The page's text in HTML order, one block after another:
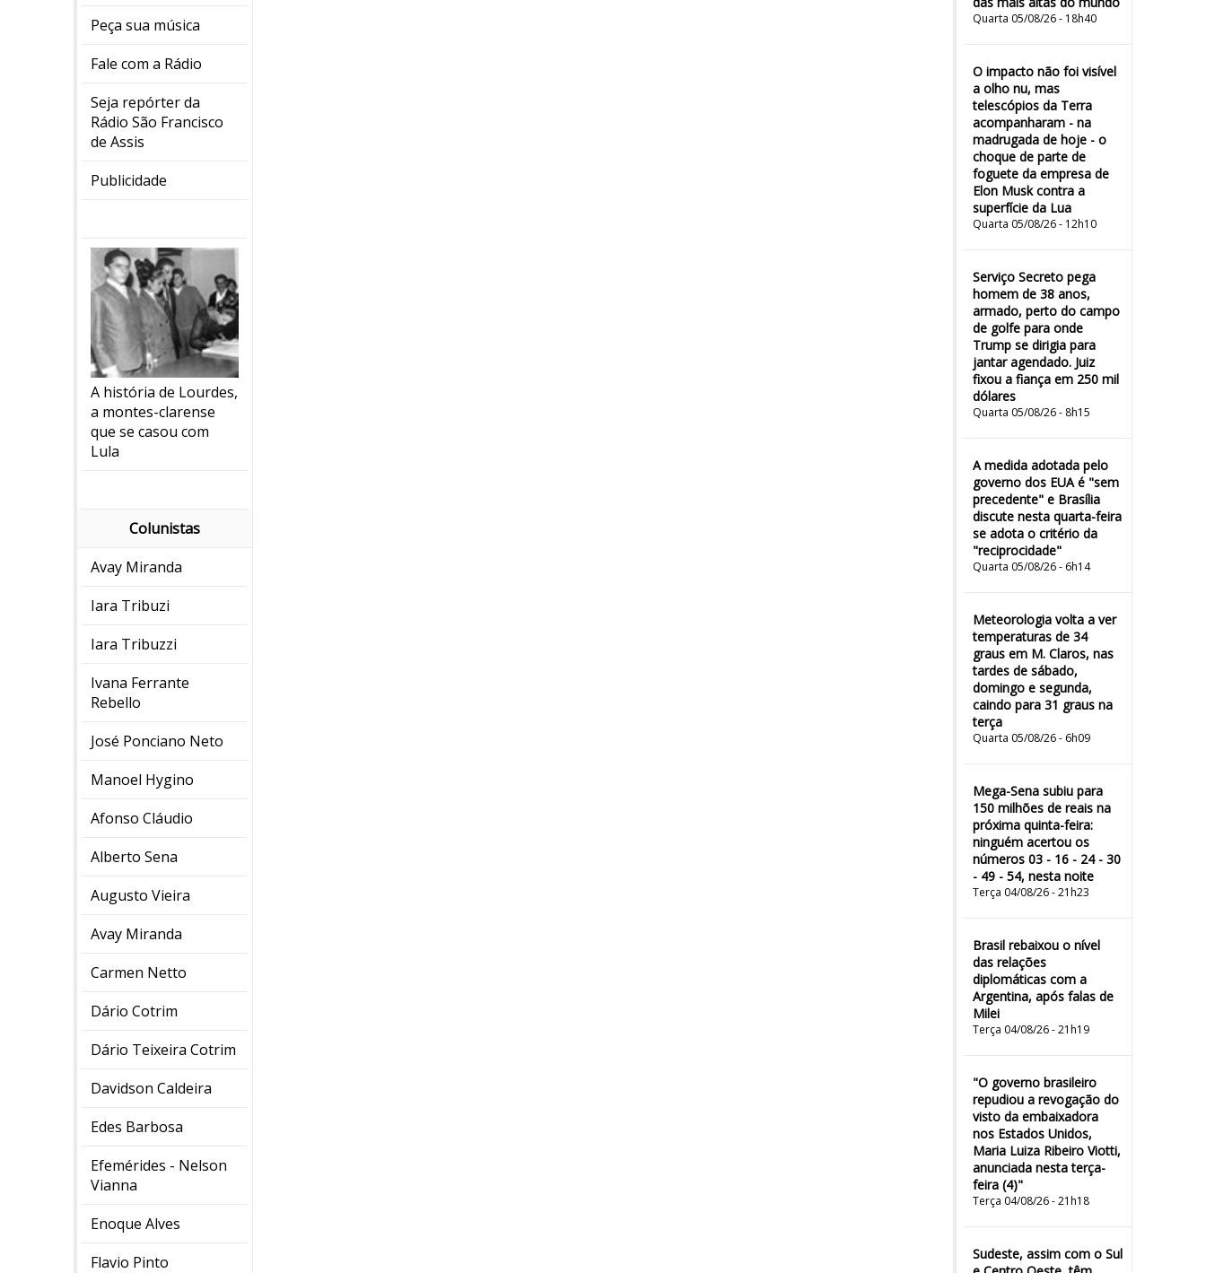
Peça sua música
Fale com a Rádio
Seja repórter da
Rádio São Francisco
de Assis
Publicidade
A história de Lourdes,
a montes-clarense
que se casou com
Lula
Colunistas
Avay Miranda
Iara Tribuzi
Iara Tribuzzi
Ivana Ferrante
Rebello
José Ponciano Neto
Manoel Hygino
Afonso Cláudio
Alberto Sena
Augusto Vieira
Avay Miranda
Carmen Netto
Dário Cotrim
Dário Teixeira Cotrim
Davidson Caldeira
Edes Barbosa
Efemérides - Nelson
Vianna
Enoque Alves
Flavio Pinto
Quarta 05/08/26 - 18h40
O impacto não foi visível
a olho nu, mas
telescópios da Terra
acompanharam - na
madrugada de hoje - o
choque de parte de
foguete da empresa de
Elon Musk contra a
superfície da Lua
Quarta 05/08/26 - 12h10
Serviço Secreto pega
homem de 38 anos,
armado, perto do campo
de golfe para onde
Trump se dirigia para
jantar agendado. Juiz
fixou a fiança em 250 mil
dólares
Quarta 05/08/26 - 8h15
A medida adotada pelo
governo dos EUA é "sem
precedente" e Brasília
discute nesta quarta-feira
se adota o critério da
"reciprocidade"
Quarta 05/08/26 - 6h14
Meteorologia volta a ver
temperaturas de 34
graus em M. Claros, nas
tardes de sábado,
domingo e segunda,
caindo para 31 graus na
terça
Quarta 05/08/26 - 6h09
Mega-Sena subiu para
150 milhões de reais na
próxima quinta-feira:
ninguém acertou os
números 03 - 16 - 24 - 30
- 49 - 54, nesta noite
Terça 04/08/26 - 21h23
Brasil rebaixou o nível
das relações
diplomáticas com a
Argentina, após falas de
Milei
Terça 04/08/26 - 21h19
"O governo brasileiro
repudiou a revogação do
visto da embaixadora
nos Estados Unidos,
Maria Luiza Ribeiro Viotti,
anunciada nesta terça-
feira (4)"
Terça 04/08/26 - 21h18
Sudeste, assim com o Sul